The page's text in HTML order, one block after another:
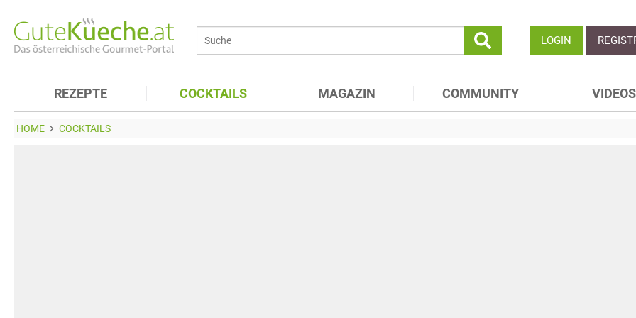
LOGIN
REZEPTE COCKTAILS MAGAZIN COMMUNITY VIDEOS
HOME COCKTAILS